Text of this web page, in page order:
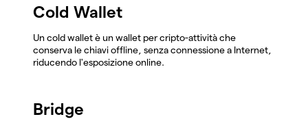
Cold Wallet
Un cold wallet è un wallet per cripto-attività che
conserva le chiavi offline, senza connessione a Internet,
riducendo l'esposizione online.
Bridge